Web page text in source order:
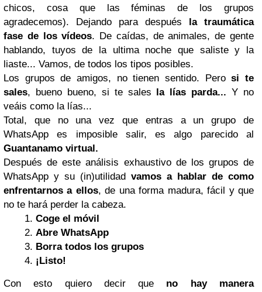
chicos, cosa que las féminas de los grupos
agradecemos). Dejando para después la traumática
fase de los vídeos. De caídas, de animales, de gente
hablando, tuyos de la ultima noche que saliste y la
liaste... Vamos, de todos los tipos posibles.
Los grupos de amigos, no tienen sentido. Perosi te
sales, bueno bueno, si te sales la lías parda...Y no
veáis como la lías...
Total, que no una vez que entras a un grupo de
WhatsApp es imposible salir, es algo parecido al
Guantanamo virtual.
Después de este análisis exhaustivo de los grupos de
WhatsApp y su (in)utilidad vamos a hablar de como
enfrentarnos a ellos, de una forma madura, fácil y que
no te hará perder la cabeza.
Coge el móvil
Abre WhatsApp
Borra todos los grupos
¡Listo!
Con esto quiero decir que no hay manera